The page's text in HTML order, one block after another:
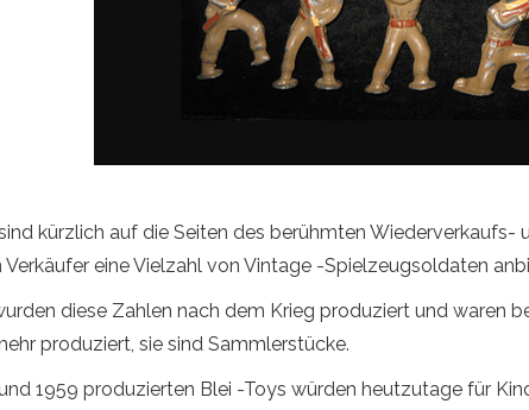
kürzlich auf die Seiten des berühmten
eine Vielzahl von Vintage -Spielzeugsoldaten
diese Zahlen nach dem Krieg produziert und waren
produziert, sie sind Sammlerstücke.
1959 produzierten Blei -Toys würden heutzutage für